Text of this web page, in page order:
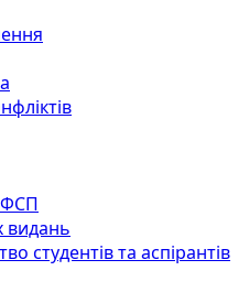
ФСП
видань
студентів та аспірантів